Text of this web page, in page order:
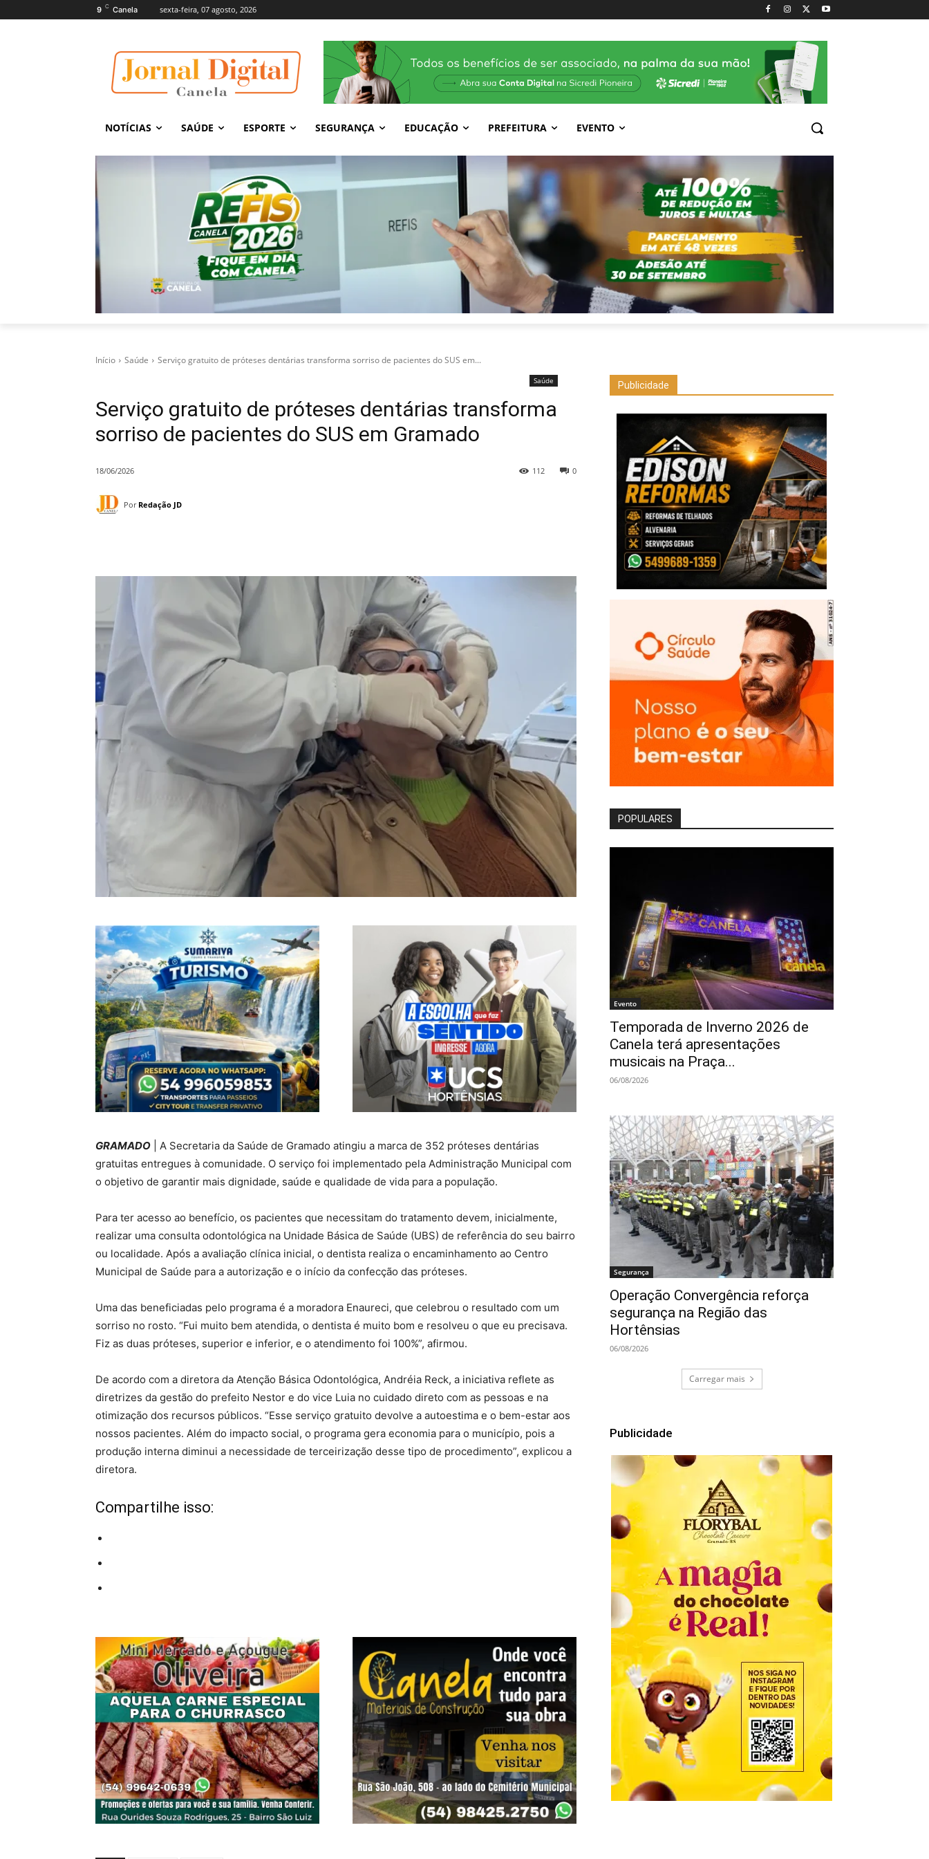
9 C Canela sexta-feira, 07 agosto, 2026
NOTÍCIAS SAÚDE ESPORTE SEGURANÇA EDUCAÇÃO PREFEITURA EVENTO
Início Saúde Serviço gratuito de próteses dentárias transforma sorriso de pacientes do SUS em...
Saúde
Serviço gratuito de próteses dentárias transforma
sorriso de pacientes do SUS em Gramado
18/06/2026 0
112
Por Redação JD
GRAMADO | A Secretaria da Saúde de Gramado atingiu a marca de 352 próteses dentárias
gratuitas entregues à comunidade. O serviço foi implementado pela Administração Municipal com
o objetivo de garantir mais dignidade, saúde e qualidade de vida para a população.
Para ter acesso ao benefício, os pacientes que necessitam do tratamento devem, inicialmente,
realizar uma consulta odontológica na Unidade Básica de Saúde (UBS) de referência do seu bairro
ou localidade. Após a avaliação clínica inicial, o dentista realiza o encaminhamento ao Centro
Municipal de Saúde para a autorização e o início da confecção das próteses.
Uma das beneficiadas pelo programa é a moradora Enaureci, que celebrou o resultado com um
sorriso no rosto. “Fui muito bem atendida, o dentista é muito bom e resolveu o que eu precisava.
Fiz as duas próteses, superior e inferior, e o atendimento foi 100%”, afirmou.
De acordo com a diretora da Atenção Básica Odontológica, Andréia Reck, a iniciativa reflete as
diretrizes da gestão do prefeito Nestor e do vice Luia no cuidado direto com as pessoas e na
otimização dos recursos públicos. “Esse serviço gratuito devolve a autoestima e o bem-estar aos
nossos pacientes. Além do impacto social, o programa gera economia para o município, pois a
produção interna diminui a necessidade de terceirização desse tipo de procedimento”, explicou a
diretora.
Compartilhe isso:
Publicidade
POPULARES
Evento
Temporada de Inverno 2026 de
Canela terá apresentações
musicais na Praça...
06/08/2026
Segurança
Operação Convergência reforça
segurança na Região das
Hortênsias
06/08/2026
Carregar mais
Publicidade